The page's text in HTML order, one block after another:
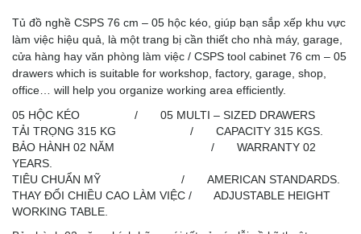
Tủ đồ nghề CSPS 76 cm – 05 hộc kéo, giúp bạn sắp xếp khu vực
làm việc hiệu quả, là một trang bị cần thiết cho nhà máy, garage,
cửa hàng hay văn phòng làm việc / CSPS tool cabinet 76 cm – 05
drawers which is suitable for workshop, factory, garage, shop,
office… will help you organize working area efficiently.
05 HỘC KÉO / 05 MULTI – SIZED DRAWERS
TẢI TRỌNG 315 KG / CAPACITY 315 KGS.
BẢO HÀNH 02 NĂM / WARRANTY 02
YEARS.
TIÊU CHUẨN MỸ / AMERICAN STANDARDS.
THAY ĐỔI CHIỀU CAO LÀM VIỆC / ADJUSTABLE HEIGHT
WORKING TABLE.